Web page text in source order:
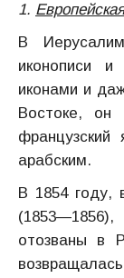
1.
В
иконописи
иконами и
Востоке, он
французский
арабским.
В 1854 году,
отозваны в